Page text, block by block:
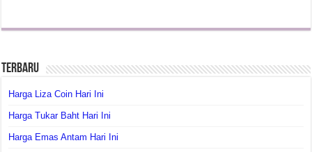
Terbaru
Harga Liza Coin Hari Ini
Harga Tukar Baht Hari Ini
Harga Emas Antam Hari Ini